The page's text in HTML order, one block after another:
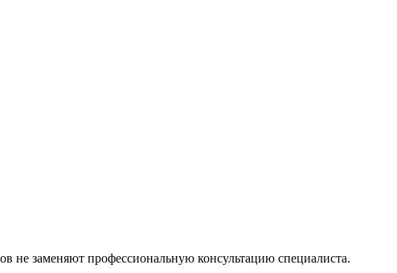
не заменяют профессиональную консультацию специалиста.